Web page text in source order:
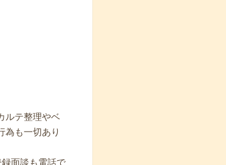
ルテ整理やベ
為も一切あり
面談も電話で